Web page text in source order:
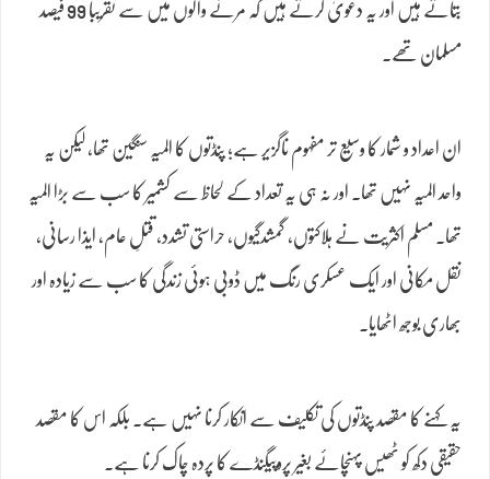
بتاتے ہیں اور یہ دعویٰ کرتے ہیں کہ مرنے والوں میں سے تقریباً 99 فیصد
مسلمان تھے۔
ان اعداد و شمار کا وسیع تر مفہوم ناگزیر ہے؛ پنڈتوں کا المیہ سنگین تھا، لیکن یہ
واحد المیہ نہیں تھا۔ اور نہ ہی یہ تعداد کے لحاظ سے کشمیر کا سب سے بڑا المیہ
تھا۔ مسلم اکثریت نے ہلاکتوں، گمشدگیوں، حراستی تشدد، قتلِ عام، ایذا رسانی،
نقل مکانی اور ایک عسکری رنگ میں ڈوبی ہوئی زندگی کا سب سے زیادہ اور
بھاری بوجھ اٹھایا۔
یہ کہنے کا مقصد پنڈتوں کی تکلیف سے انکار کرنا نہیں ہے۔ بلکہ اس کا مقصد
حقیقی دکھ کو ٹھیس پہنچائے بغیر پروپیگنڈے کا پردہ چاک کرنا ہے۔